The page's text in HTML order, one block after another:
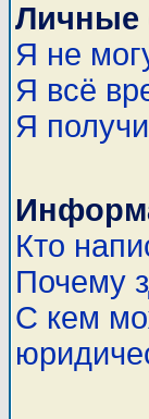
Личные
Я не
Я всё
Я
Кто
Почему
С кем